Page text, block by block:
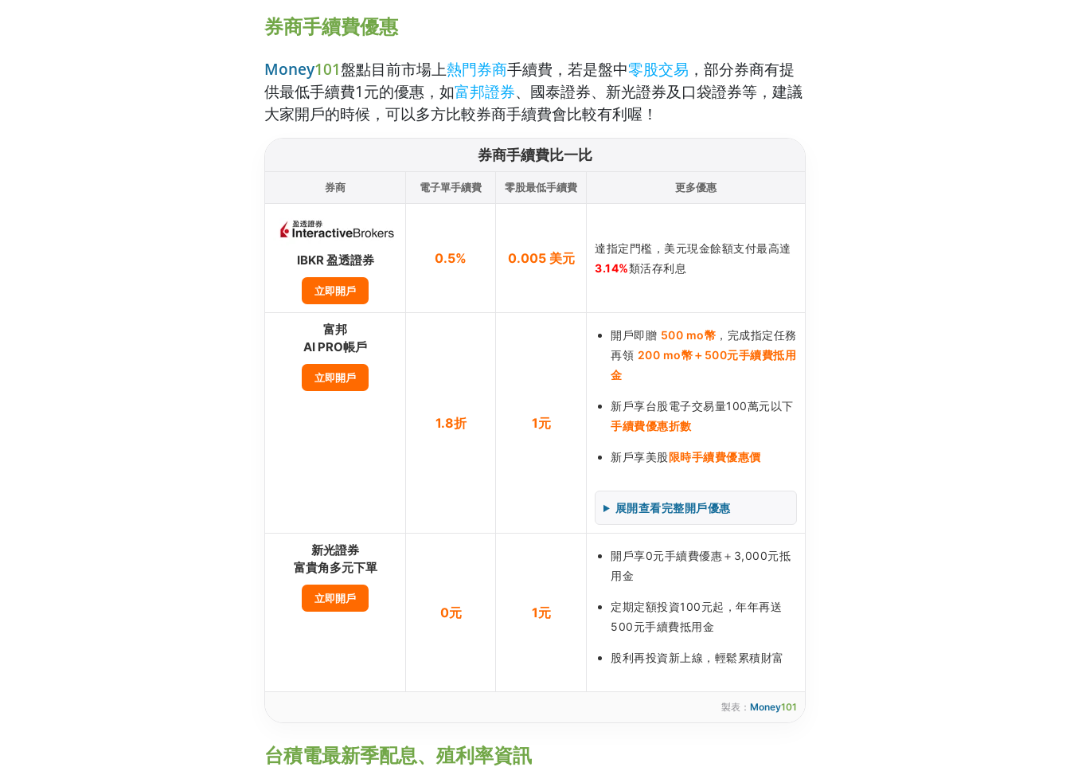
券商手續費優惠
Money101盤點目前市場上熱門券商手續費，若是盤中零股交易 ，部分券商有提
供最低手續費1元的優惠，如富邦證券、國泰證券、新光證券及 口袋證券等，建議
大家開戶的時候，可以多方比較券商手續費會比較有利喔！
券商手續費比一比
券商 電子單手續費 零股最低手續費 更多優惠
IBKR 盈透證券
立即開戶
0.5% 0.005 美元
達指定門檻，美元現金餘額支付最高達
3.14%類活存利息
富邦
AI PRO帳戶
立即開戶
1.8折 1元
開戶即贈 500 mo幣 ，完成指定任務
再領 200 mo幣＋500元手續費抵用
金
新戶享台股電子交易量100萬元以下
手續費優惠折數
新戶享美股限時手續費優惠價
展開查看完整開戶優惠
新光證券
富貴角多元下單
立即開戶
0元 1元
開戶享0元手續費優惠＋3,000元抵
用金
定期定額投資100元起，年年再送
500元手續費抵用金
股利再投資新上線，輕鬆累積財富
製表： Money101
台積電最新季配息、殖利率資訊